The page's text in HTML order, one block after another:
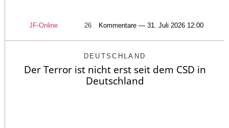
JF-Online 26 Kommentare — 31. Juli 2026 12:00
DEUTSCHLAND
Der Terror ist nicht erst seit dem CSD in
Deutschland